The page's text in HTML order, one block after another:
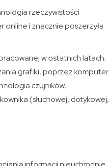
rzeczywistości
online i znacznie poszerzyła
w ostatnich latach.
grafiki, poprzez komputer
czujników,
(słuchowej, dotykowej,